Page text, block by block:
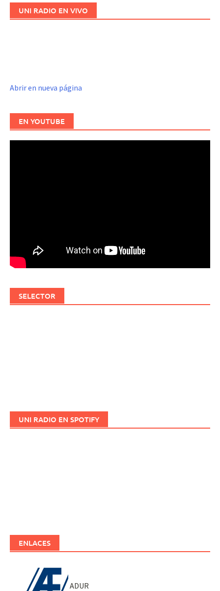
UNI RADIO EN VIVO
Abrir en nueva página
EN YOUTUBE
SELECTOR
UNI RADIO EN SPOTIFY
ENLACES
ADUR